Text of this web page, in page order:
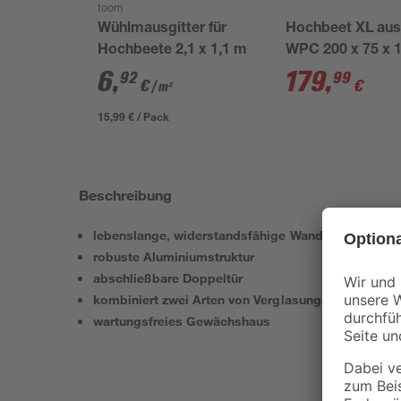
toom
Wühlmausgitter für
Hochbeete 2,1 x 1,1 m
6,92€/ m²
15,99 € / Pack
Hochbeet XL aus
WPC 200 x 75 x
cm anthrazit
179,99 €
Beschreibung
lebenslange, widerstandsfähige Wandpaneele
robuste Aluminiumstruktur
abschließbare Doppeltür
kombiniert zwei Arten von Verglasungen
wartungsfreies Gewächshaus